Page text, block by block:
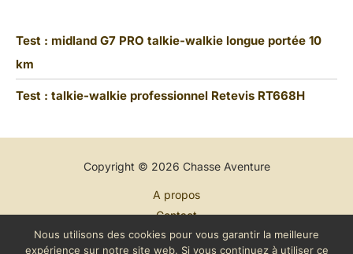
Test : midland G7 PRO talkie-walkie longue portée 10
km
Test : talkie-walkie professionnel Retevis RT668H
Copyright © 2026 Chasse Aventure
A propos
Contact
Plan du site
Nous utilisons des cookies pour vous garantir la meilleure
expérience sur notre site web. Si vous continuez à utiliser ce